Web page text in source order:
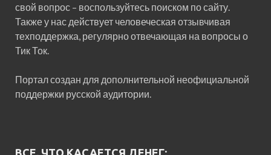
свой вопрос – воспользуйтесь поиском по сайту.
Также у нас действует человеческая отзывчивая
техподдержка, регулярно отвечающая на вопросы о
Тик Ток.
Портал создан для дополнительной неофициальной
поддержки русской аудитории.
ВСЕ, ЧТО КАСАЕТСЯ ДЕНЕГ: